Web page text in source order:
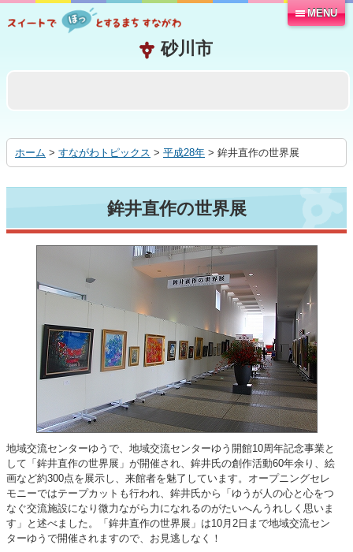
る
MENU
ホーム > すながわトピックス > 平成28年 > 鉾井直作の世界展
鉾井直作の世界展
地域交流センターゆうで、地域交流センターゆう開館10周年記念事業と
して「鉾井直作の世界展」が開催され、鉾井氏の創作活動60年余り、絵
画など約300点を展示し、来館者を魅了しています。オープニングセレ
モニーではテープカットも行われ、鉾井氏から「ゆうが人の心と心をつ
なぐ交流施設になり微力ながら力になれるのがたいへんうれしく思いま
す」と述べました。「鉾井直作の世界展」は10月2日まで地域交流セン
ターゆうで開催されますので、お見逃しなく！